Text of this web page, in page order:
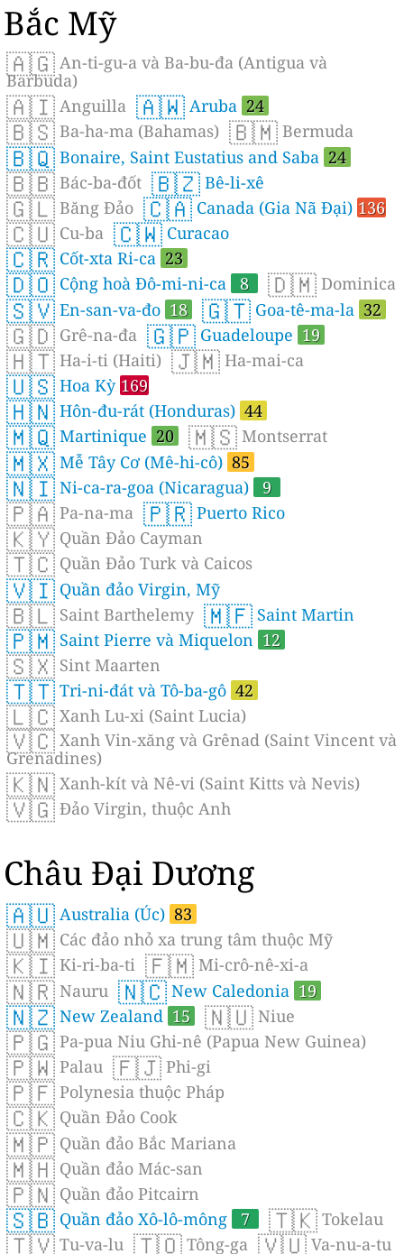
Bắc Mỹ
🇦🇬 An-ti-gu-a và Ba-bu-đa (Antigua và
Barbuda)
🇦🇮 Anguilla 🇦🇼 Aruba 24
🇧🇸 Ba-ha-ma (Bahamas) 🇧🇲 Bermuda
🇧🇶 Bonaire, Saint Eustatius and Saba 24
🇧🇧 Bác-ba-đốt 🇧🇿 Bê-li-xê
🇬🇱 Băng Đảo 🇨🇦 Canada (Gia Nã Đại) 136
🇨🇺 Cu-ba 🇨🇼 Curacao
🇨🇷 Cốt-xta Ri-ca 23
🇩🇴 Cộng hoà Đô-mi-ni-ca 8 🇩🇲 Dominica
🇸🇻 En-san-va-đo 18 🇬🇹 Goa-tê-ma-la 32
🇬🇩 Grê-na-đa 🇬🇵 Guadeloupe 19
🇭🇹 Ha-i-ti (Haiti) 🇯🇲 Ha-mai-ca
🇺🇸 Hoa Kỳ 169
🇭🇳 Hôn-đu-rát (Honduras) 44
🇲🇶 Martinique 20 🇲🇸 Montserrat
🇲🇽 Mễ Tây Cơ (Mê-hi-cô) 85
🇳🇮 Ni-ca-ra-goa (Nicaragua) 9
🇵🇦 Pa-na-ma 🇵🇷 Puerto Rico
🇰🇾 Quần Đảo Cayman
🇹🇨 Quần Đảo Turk và Caicos
🇻🇮 Quần đảo Virgin, Mỹ
🇧🇱 Saint Barthelemy 🇲🇫 Saint Martin
🇵🇲 Saint Pierre và Miquelon 12
🇸🇽 Sint Maarten
🇹🇹 Tri-ni-đát và Tô-ba-gô 42
🇱🇨 Xanh Lu-xi (Saint Lucia)
🇻🇨 Xanh Vin-xăng và Grênad (Saint Vincent và
Grenadines)
🇰🇳 Xanh-kít và Nê-vi (Saint Kitts và Nevis)
🇻🇬 Đảo Virgin, thuộc Anh
Châu Đại Dương
🇦🇺 Australia (Úc) 83
🇺🇲 Các đảo nhỏ xa trung tâm thuộc Mỹ
🇰🇮 Ki-ri-ba-ti 🇫🇲 Mi-crô-nê-xi-a
🇳🇷 Nauru 🇳🇨 New Caledonia 19
🇳🇿 New Zealand 15 🇳🇺 Niue
🇵🇬 Pa-pua Niu Ghi-nê (Papua New Guinea)
🇵🇼 Palau 🇫🇯 Phi-gi
🇵🇫 Polynesia thuộc Pháp
🇨🇰 Quần Đảo Cook
🇲🇵 Quần đảo Bắc Mariana
🇲🇭 Quần đảo Mác-san
🇵🇳 Quần đảo Pitcairn
🇸🇧 Quần đảo Xô-lô-mông 7 🇹🇰 Tokelau
🇹🇻 Tu-va-lu 🇹🇴 Tông-ga 🇻🇺 Va-nu-a-tu